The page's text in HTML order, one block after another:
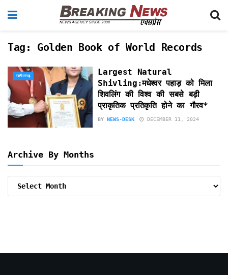
Tag: Golden Book of World Records
छत्तीसगढ़
Largest Natural
Shivling:मधेश्वर पहाड़ को मिला
शिवलिंग की विश्व की सबसे बड़ी
प्राकृतिक प्रतिकृति होने का गौरव*
BY NEWS-DESK DECEMBER 11, 2024
Archive By Months